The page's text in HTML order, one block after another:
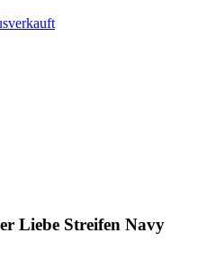
Liebe Streifen Navy